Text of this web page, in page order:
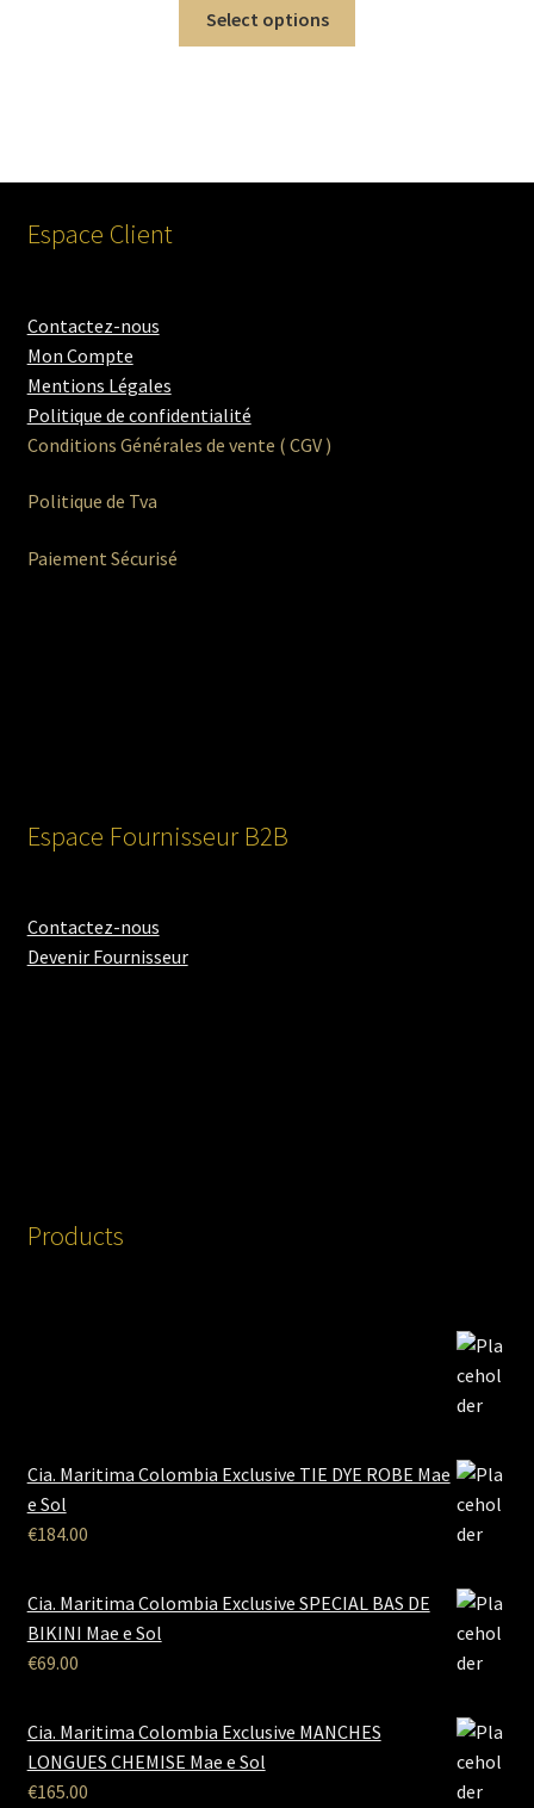
Select options
Espace Client
Contactez-nous
Mon Compte
Mentions Légales
Politique de confidentialité
Conditions Générales de vente ( CGV )
Politique de Tva
Paiement Sécurisé
Espace Fournisseur B2B
Contactez-nous
Devenir Fournisseur
Products
Cia. Maritima Colombia Exclusive TIE DYE ROBE Mae
e Sol
€184.00
Cia. Maritima Colombia Exclusive SPECIAL BAS DE
BIKINI Mae e Sol
€69.00
Cia. Maritima Colombia Exclusive MANCHES
LONGUES CHEMISE Mae e Sol
€165.00